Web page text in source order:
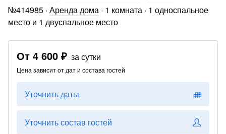
№414985 · Аренда дома · 1 комната · 1 односпальное
место и 1 двуспальное место
От 4 600 ₽ за сутки
Цена зависит от дат и состава гостей
Уточнить даты
Уточнить состав гостей